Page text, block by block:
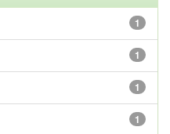
1
1
1
1